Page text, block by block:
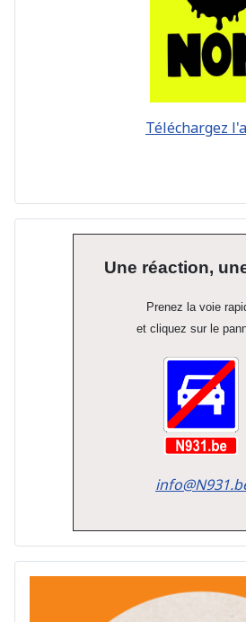
Téléchargez
Une réaction,
Prenez la voie
et cliquez sur le